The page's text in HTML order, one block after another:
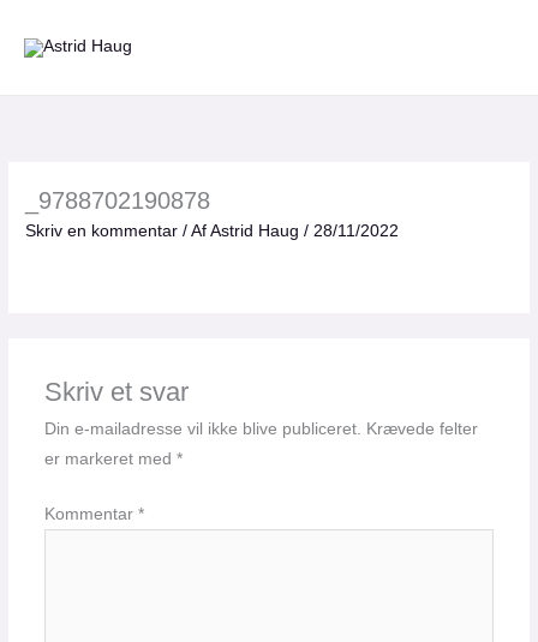
_9788702190878
Skriv en kommentar / AfAstrid Haug/28/11/2022
Skriv et svar
Din e-mailadresse vil ikke blive publiceret. Krævede felter
er markeret med *
Kommentar *